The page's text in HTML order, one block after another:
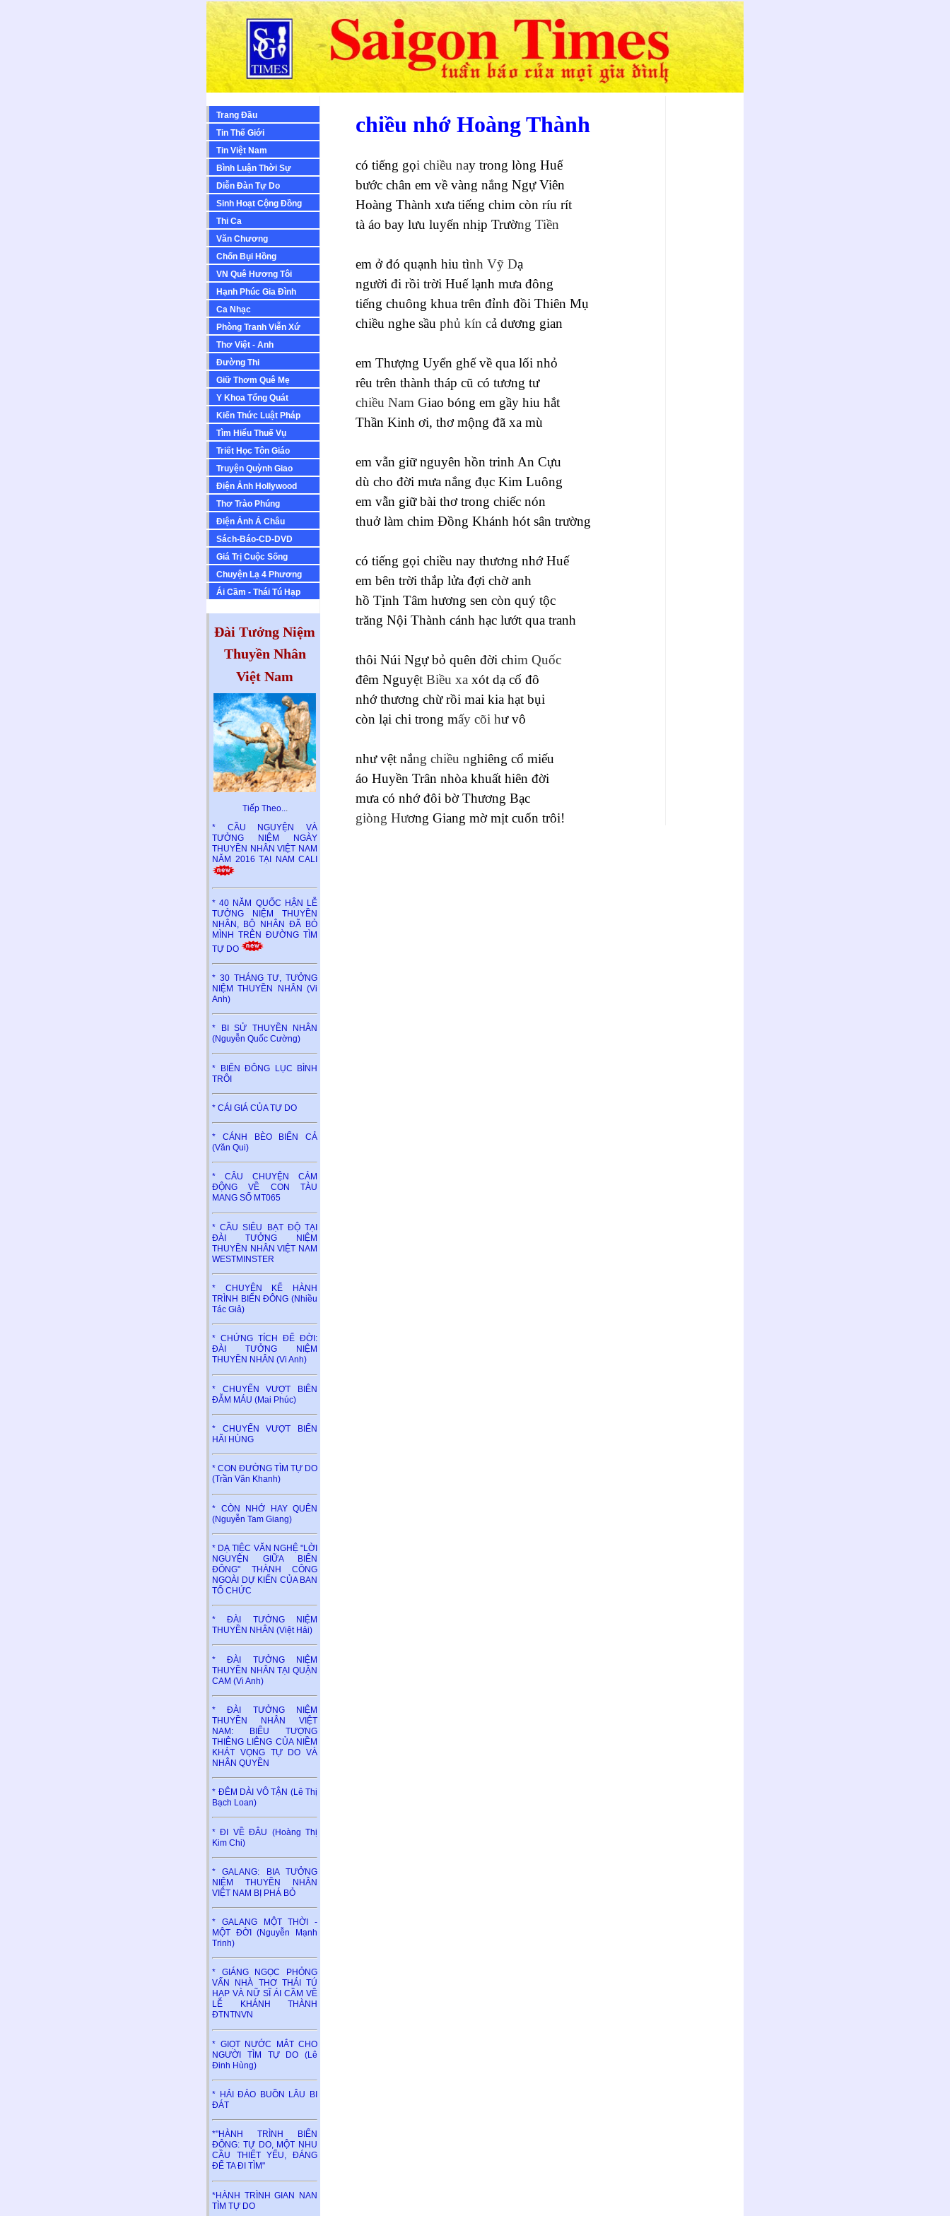
Trang Đầu
Tin Thế Giới
Tin Việt Nam
Bình Luận Thời Sự
Diễn Ðàn Tự Do
Sinh Hoạt Cộng Ðồng
Thi Ca
Văn Chương
Chốn Bụi Hồng
VN Quê Hương Tôi
Hạnh Phúc Gia Đình
Ca Nhạc
Phòng Tranh Viễn Xứ
Thơ Việt - Anh
Ðường Thi
Giữ Thơm Quê Mẹ
Y Khoa Tổng Quát
Kiến Thức Luật Pháp
Tìm Hiểu Thuế Vụ
Triết Học Tôn Giáo
Truyện Quỳnh Giao
Ðiện Ảnh Hollywood
Thơ Trào Phúng
Ðiện Ảnh Á Châu
Sách-Báo-CD-DVD
Giá Trị Cuộc Sống
Chuyện Lạ 4 Phương
Ái Cầm - Thái Tú Hạp
Đài Tưởng Niệm
Thuyền Nhân
Việt Nam
Tiếp Theo...
* CẦU NGUYỆN VÀ
TƯỞNG NIỆM NGÀY
THUYỀN NHÂN VIỆT NAM
NĂM 2016 TẠI NAM CALI
* 40 NĂM QUỐC HẬN LỄ
TƯỞNG NIỆM THUYỀN
NHÂN, BỘ NHÂN ĐÃ BỎ
MÌNH TRÊN ĐƯỜNG TÌM
TỰ DO
* 30 THÁNG TƯ, TƯỞNG
NIỆM THUYỀN NHÂN (Vi
Anh)
* BI SỬ THUYỀN NHÂN
(Nguyễn Quốc Cường)
* BIỂN ĐÔNG LỤC BÌNH
TRÔI
* CÁI GIÁ CỦA TỰ DO
* CÁNH BÈO BIỂN CẢ
(Văn Qui)
* CÂU CHUYỆN CẢM
ĐỘNG VỀ CON TÀU
MANG SỐ MT065
* CẦU SIÊU BẠT ĐỘ TẠI
ĐÀI TƯỞNG NIỆM
THUYỀN NHÂN VIỆT NAM
WESTMINSTER
* CHUYỆN KỂ HÀNH
TRÌNH BIỂN ĐÔNG (Nhiều
Tác Giả)
* CHỨNG TÍCH ĐỂ ĐỜI:
ĐÀI TƯỞNG NIỆM
THUYỀN NHÂN (Vi Anh)
* CHUYẾN VƯỢT BIÊN
ĐẪM MÁU (Mai Phúc)
* CHUYẾN VƯỢT BIỂN
HÃI HÙNG
* CON ĐƯỜNG TÌM TỰ DO
(Trần Văn Khanh)
* CÒN NHỚ HAY QUÊN
(Nguyễn Tam Giang)
* DẠ TIỆC VĂN NGHỆ "LỜI
NGUYỆN GIỮA BIỂN
ĐÔNG" THÀNH CÔNG
NGOÀI DỰ KIẾN CỦA BAN
TỔ CHỨC
* ĐÀI TƯỞNG NIỆM
THUYỀN NHÂN (Việt Hải)
* ĐÀI TƯỞNG NIỆM
THUYỀN NHÂN TẠI QUẬN
CAM (Vi Anh)
* ĐÀI TƯỞNG NIỆM
THUYỀN NHÂN VIỆT
NAM: BIỂU TƯỢNG
THIÊNG LIÊNG CỦA NIỀM
KHÁT VỌNG TỰ DO VÀ
NHÂN QUYỀN
* ĐÊM DÀI VÔ TẬN (Lê Thị
Bạch Loan)
* ĐI VỀ ĐÂU (Hoàng Thị
Kim Chi)
* GALANG: BIA TƯỞNG
NIỆM THUYỀN NHÂN
VIỆT NAM BỊ PHÁ BỎ
* GALANG MỘT THỜI -
MỘT ĐỜI (Nguyễn Mạnh
Trinh)
* GIÁNG NGỌC PHỎNG
VẤN NHÀ THƠ THÁI TÚ
HẠP VÀ NỮ SĨ ÁI CẦM VỀ
LỄ KHÁNH THÀNH
ĐTNTNVN
* GIỌT NƯỚC MẮT CHO
NGƯỜI TÌM TỰ DO (Lê
Đinh Hùng)
* HẢI ĐẢO BUỒN LÂU BI
ĐÁT
*"HÀNH TRÌNH BIỂN
ĐÔNG: TỰ DO, MỘT NHU
CẦU THIẾT YẾU, ĐÁNG
ĐỂ TA ĐI TÌM"
*HÀNH TRÌNH GIAN NAN
TÌM TỰ DO
chiều nhớ Hoàng Thành
có tiếng gọi chiều nay trong lòng Huế
bước chân em về vàng nắng Ngự Viên
Hoàng Thành xưa tiếng chim còn ríu rít
tà áo bay lưu luyến nhịp Trường Tiền
em ở đó quạnh hiu tình Vỹ Dạ
người đi rồi trời Huế lạnh mưa đông
tiếng chuông khua trên đỉnh đồi Thiên Mụ
chiều nghe sầu phủ kín cả dương gian
em Thượng Uyển ghế về qua lối nhỏ
rêu trên thành tháp cũ có tương tư
chiều Nam Giao bóng em gầy hiu hắt
Thần Kinh ơi, thơ mộng đã xa mù
em vẫn giữ nguyên hồn trinh An Cựu
dù cho đời mưa nắng đục Kim Luông
em vẫn giữ bài thơ trong chiếc nón
thuở làm chim Đồng Khánh hót sân trường
có tiếng gọi chiều nay thương nhớ Huế
em bên trời thắp lửa đợi chờ anh
hồ Tịnh Tâm hương sen còn quý tộc
trăng Nội Thành cánh hạc lướt qua tranh
thôi Núi Ngự bỏ quên đời chim Quốc
đêm Nguyệt Biều xa xót dạ cố đô
nhớ thương chừ rồi mai kia hạt bụi
còn lại chi trong mấy cõi hư vô
như vệt nắng chiều nghiêng cổ miếu
áo Huyền Trân nhòa khuất hiên đời
mưa có nhớ đôi bờ Thương Bạc
giòng Hương Giang mờ mịt cuốn trôi!